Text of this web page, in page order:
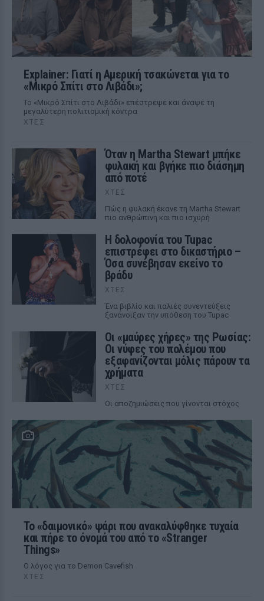
Explainer: Γιατί η Αμερική τσακώνεται για το
«Μικρό Σπίτι στο Λιβάδι»;
Το «Μικρό Σπίτι στο Λιβάδι» επέστρεψε και άναψε τη
μεγαλύτερη πολιτισμική κόντρα
ΧΤΕΣ
Όταν η Martha Stewart μπήκε
φυλακή και βγήκε πιο διάσημη
από ποτέ
ΧΤΕΣ
Πώς η φυλακή έκανε τη Martha Stewart
πιο ανθρώπινη και πιο ισχυρή
Η δολοφονία του Tupac
επιστρέφει στο δικαστήριο –
Όσα συνέβησαν εκείνο το
βράδυ
ΧΤΕΣ
Ένα βιβλίο και παλιές συνεντεύξεις
ξανάνοιξαν την υπόθεση του Tupac
Οι «μαύρες χήρες» της Ρωσίας:
Οι νύφες του πολέμου που
εξαφανίζονται μόλις πάρουν τα
χρήματα
ΧΤΕΣ
Οι αποζημιώσεις που γίνονται στόχος
Το «δαιμονικό» ψάρι που ανακαλύφθηκε τυχαία
και πήρε το όνομά του από το «Stranger
Things»
Ο λόγος για το Demon Cavefish
ΧΤΕΣ